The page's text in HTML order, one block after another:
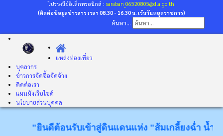
ไปรษณีย์อิเล็กทรอนิกส์ : saraban_06520805@dla.go.th
(ติดต่อข้อมูลข่าวสาร เวลา 08.30 - 16.30 น. เว้นวันหยุดราชการ)
ค้นหา...
แหล่งท่องเที่ยว
บุคลากร
ข่าวการจัดซื้อจัดจ้าง
ติดต่อเรา
แผนผังเว็บไซต์
นโยบายส่วนบุคคล
"ยินดีต้อนรับเข้าสู่ดินแดนแห่ง "ส้มเกลี้ยงฉ่ำ น้ำตก